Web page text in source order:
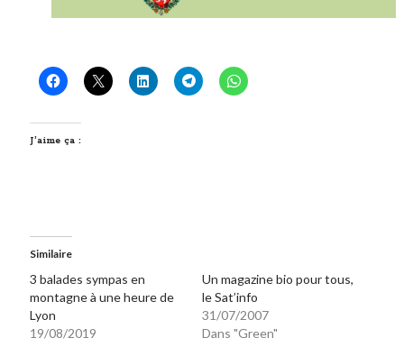
J’aime ça :
Similaire
3 balades sympas en
montagne à une heure de
Lyon
19/08/2019
Un magazine bio pour tous,
le Sat’info
31/07/2007
Dans "Green"